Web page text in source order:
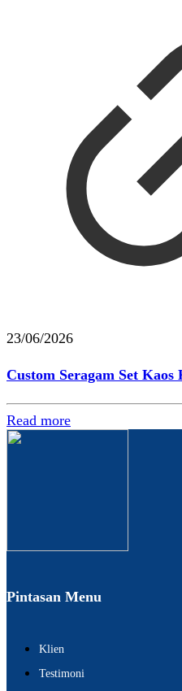
23/06/2026
Custom Seragam Set
Read more
Pintasan Menu
Klien
Testimoni